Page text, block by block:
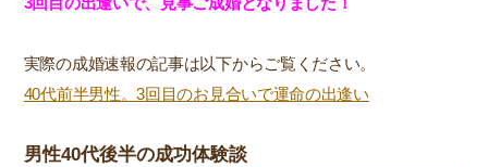
実際の成婚速報の記事は以下からご覧ください。
40代前半男性。3回目のお見合いで運命の出逢い
男性40代後半の成功体験談